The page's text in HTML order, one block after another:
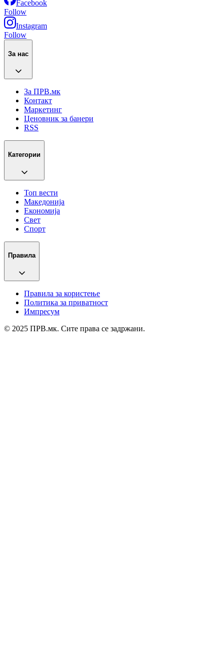
Facebook
Follow
Instagram
Follow
За нас
За ПРВ.мк
Контакт
Маркетинг
Ценовник за банери
RSS
Категории
Топ вести
Македонија
Економија
Свет
Спорт
Правила
Правила за користење
Политика за приватност
Импресум
© 2025 ПРВ.мк. Сите права се задржани.